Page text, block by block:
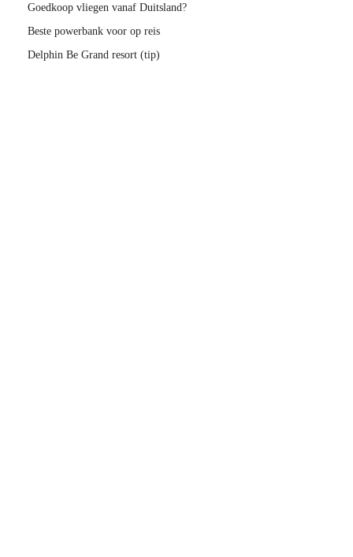
Goedkoop vliegen vanaf Duitsland?
Beste powerbank voor op reis
Delphin Be Grand resort (tip)